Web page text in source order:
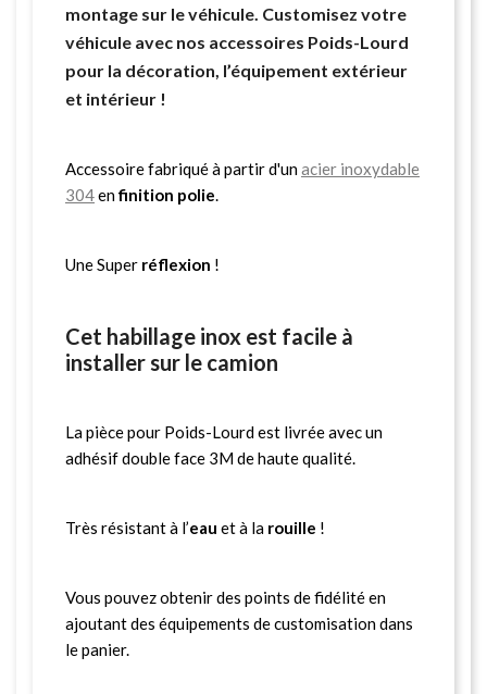
montage sur le véhicule. Customisez votre
véhicule avec nos accessoires Poids-Lourd
pour la décoration, l’équipement extérieur
et intérieur !
Accessoire fabriqué à partir d'unacier inoxydable
304enfinition polie.
Une Super réflexion !
Cet habillage inox est facile à
installer sur le camion
La pièce pour Poids-Lourd est livrée avec un
adhésif double face 3M de haute qualité.
Très résistant à l’eau et à la rouille !
Vous pouvez obtenir des points de fidélité en
ajoutant des équipements de customisation dans
le panier.